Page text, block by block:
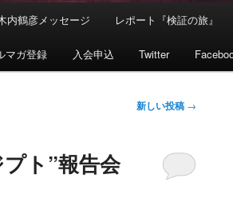
内鶴彦メッセージ レポート『検証の旅』
マガ登録 入会申込 Twitter
新しい投稿 →
ト”報告会